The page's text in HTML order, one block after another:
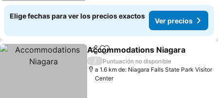
Elige fechas para ver los precios exactos
Ver precios
CompartirAgregar a favoritos
Accommodations Niagara
/
Puntuación no disponible
a 1.6 km de: Niagara Falls State Park Visitor
Center